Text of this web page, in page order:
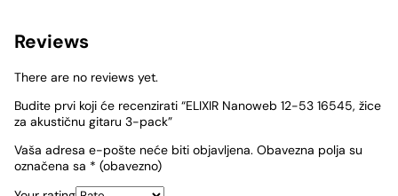
Reviews
There are no reviews yet.
Budite prvi koji će recenzirati “ELIXIR Nanoweb 12-53 16545, žice
za akustičnu gitaru 3-pack”
Vaša adresa e-pošte neće biti objavljena. Obavezna polja su
označena sa * (obavezno)